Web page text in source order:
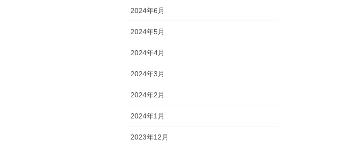
2024年6月
2024年5月
2024年4月
2024年3月
2024年2月
2024年1月
2023年12月